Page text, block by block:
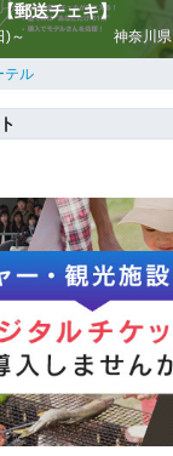
郵送チェキ】
)～ 神奈川県
テル